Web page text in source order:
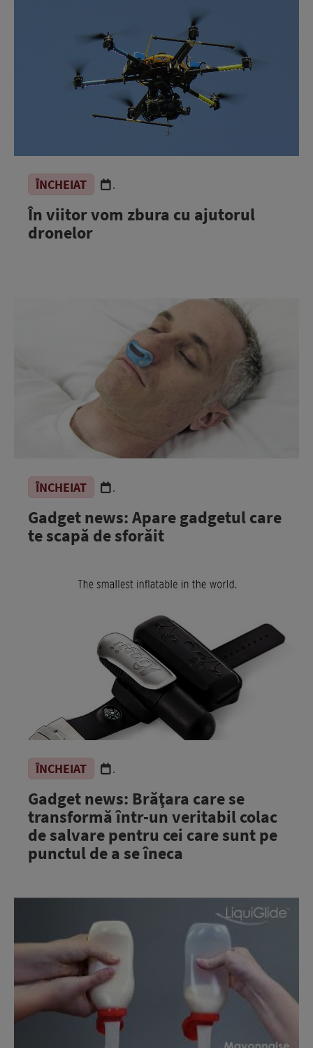
ÎNCHEIAT .
În viitor vom zbura cu ajutorul
dronelor
ÎNCHEIAT .
Gadget news: Apare gadgetul care
te scapă de sforăit
ÎNCHEIAT .
Gadget news: Brăţara care se
transformă într-un veritabil colac
de salvare pentru cei care sunt pe
punctul de a se îneca